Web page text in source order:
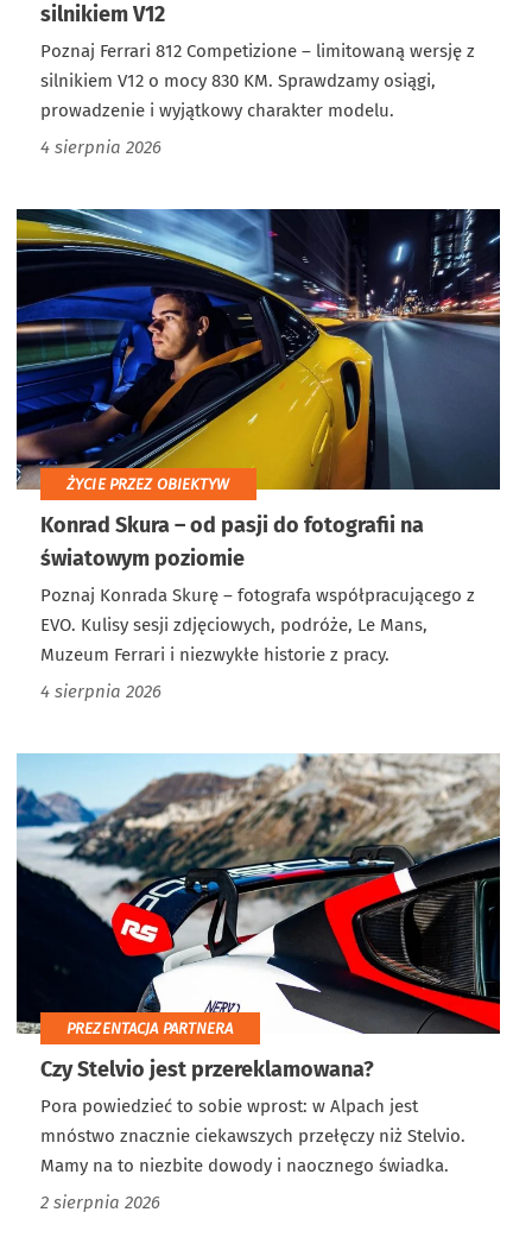
silnikiem V12
Poznaj Ferrari 812 Competizione – limitowaną wersję z
silnikiem V12 o mocy 830 KM. Sprawdzamy osiągi,
prowadzenie i wyjątkowy charakter modelu.
4 sierpnia 2026
ŻYCIE PRZEZ OBIEKTYW
Konrad Skura – od pasji do fotografii na
światowym poziomie
Poznaj Konrada Skurę – fotografa współpracującego z
EVO. Kulisy sesji zdjęciowych, podróże, Le Mans,
Muzeum Ferrari i niezwykłe historie z pracy.
4 sierpnia 2026
PREZENTACJA PARTNERA
Czy Stelvio jest przereklamowana?
Pora powiedzieć to sobie wprost: w Alpach jest
mnóstwo znacznie ciekawszych przełęczy niż Stelvio.
Mamy na to niezbite dowody i naocznego świadka.
2 sierpnia 2026